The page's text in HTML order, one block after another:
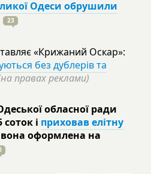
Одеси обрушили
23
«Крижаний Оскар»:
без дублерів та
правах реклами)
обласної ради
і приховав елітну
оформлена на